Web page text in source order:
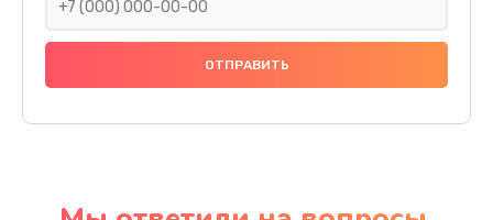
Замена праймера
1000 руб.